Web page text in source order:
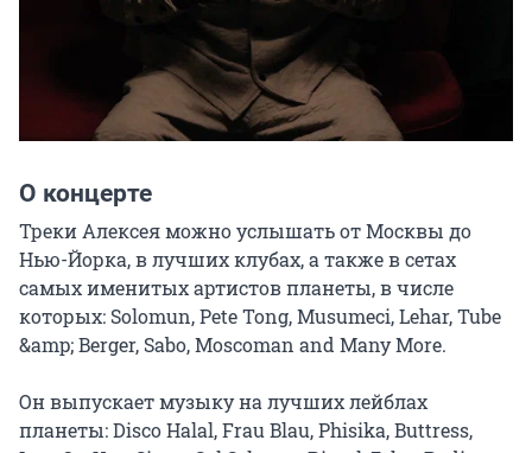
О концерте
Треки Алексея можно услышать от Москвы до
Нью-Йорка, в лучших клубах, а также в сетах
самых именитых артистов планеты, в числе
которых: Solomun, Pete Tong, Musumeci, Lehar, Tube
&amp; Berger, Sabo, Moscoman and Many More.
Он выпускает музыку на лучших лейблах
планеты: Disco Halal, Frau Blau, Phisika, Buttress,